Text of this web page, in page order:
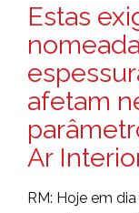
Estas
afetam
Ar
RM: Hoje em